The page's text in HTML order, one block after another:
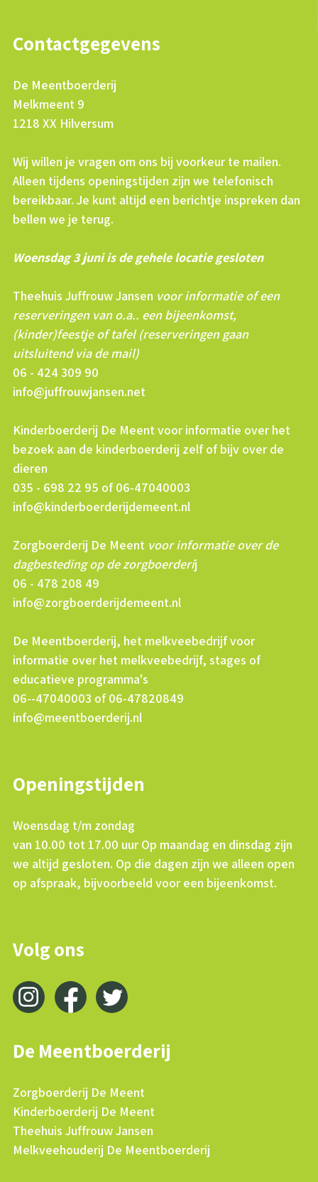
Contactgegevens
De Meentboerderij
Melkmeent 9
1218 XX Hilversum
Wij willen je vragen om ons bij voorkeur te mailen.
Alleen tijdens openingstijden zijn we telefonisch
bereikbaar. Je kunt altijd een berichtje inspreken dan
bellen we je terug.
Woensdag 3 juni is de gehele locatie gesloten
Theehuis Juffrouw Jansen voor informatie of een
reserveringen van o.a.. een bijeenkomst,
(kinder)feestje of tafel (reserveringen gaan
uitsluitend via de mail)
06 - 424 309 90
info@juffrouwjansen.net
Kinderboerderij De Meent voor informatie over het
bezoek aan de kinderboerderij zelf of bijv over de
dieren
035 - 698 22 95 of 06-47040003
info@kinderboerderijdemeent.nl
Zorgboerderij De Meent voor informatie over de
dagbesteding op de zorgboerderij
06 - 478 208 49
info@zorgboerderijdemeent.nl
De Meentboerderij, het melkveebedrijf voor
informatie over het melkveebedrijf, stages of
educatieve programma's
06--47040003 of 06-47820849
info@meentboerderij.nl
Openingstijden
Woensdag t/m zondag
van 10.00 tot 17.00 uur Op maandag en dinsdag zijn
we altijd gesloten. Op die dagen zijn we alleen open
op afspraak, bijvoorbeeld voor een bijeenkomst.
Volg ons
De Meentboerderij
Zorgboerderij De Meent
Kinderboerderij De Meent
Theehuis Juffrouw Jansen
Melkveehouderij De Meentboerderij